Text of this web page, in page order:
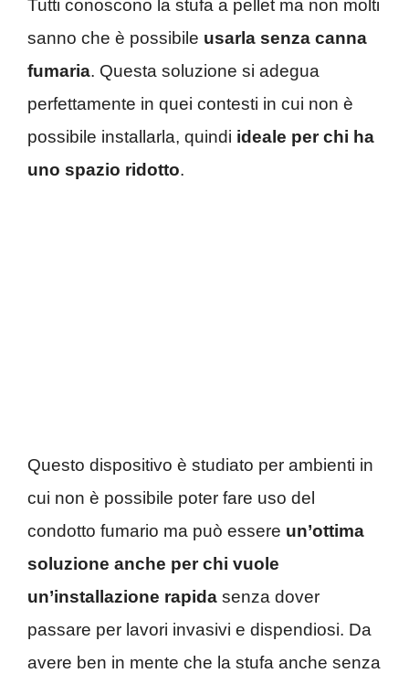
Tutti conoscono la stufa a pellet ma non molti
sanno che è possibile usarla senza canna
fumaria. Questa soluzione si adegua
perfettamente in quei contesti in cui non è
possibile installarla, quindi ideale per chi ha
uno spazio ridotto.
Questo dispositivo è studiato per ambienti in
cui non è possibile poter fare uso del
condotto fumario ma può essere un’ottima
soluzione anche per chi vuole
un’installazione rapida senza dover
passare per lavori invasivi e dispendiosi. Da
avere ben in mente che la stufa anche senza